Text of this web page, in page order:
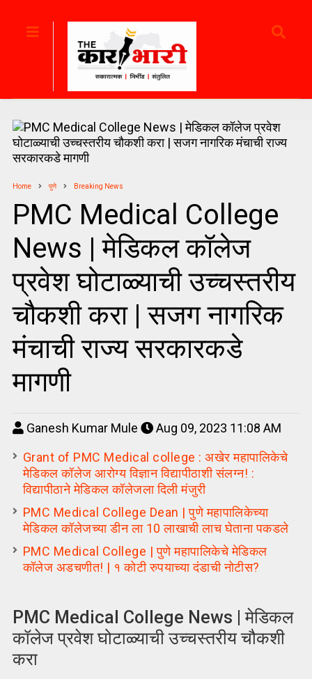
Home पुणे Breaking News
PMC Medical College
News | मेडिकल कॉलेज
प्रवेश घोटाळ्याची उच्चस्तरीय
चौकशी करा | सजग नागरिक
मंचाची राज्य सरकारकडे
मागणी
Ganesh Kumar Mule
Aug 09, 2023 11:08 AM
Grant of PMC Medical college : अखेर महापालिकेचे
मेडिकल कॉलेज आरोग्य विज्ञान विद्यापीठाशी संलग्न! :
विद्यापीठाने मेडिकल कॉलेजला दिली मंजुरी
PMC Medical College Dean | पुणे महापालिकेच्या
मेडिकल कॉलेजच्या डीन ला 10 लाखाची लाच घेताना पकडले
PMC Medical College | पुणे महापालिकेचे मेडिकल
कॉलेज अडचणीत! | १ कोटी रुपयाच्या दंडाची नोटीस?
PMC Medical College News | मेडिकल
कॉलेज प्रवेश घोटाळ्याची उच्चस्तरीय चौकशी
करा